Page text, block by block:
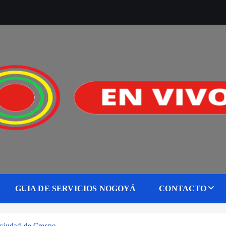
GUIA DE SERVICIOS NOGOYÁ CONTACTO